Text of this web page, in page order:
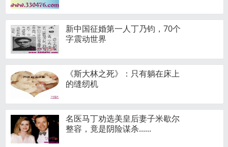
新中国征婚第一人丁乃钧，70个
字震动世界
《斯大林之死》：只有躺在床上
的缝纫机
名医马丁劝选美皇后妻子米歇尔
整容，竟是阴险谋杀......